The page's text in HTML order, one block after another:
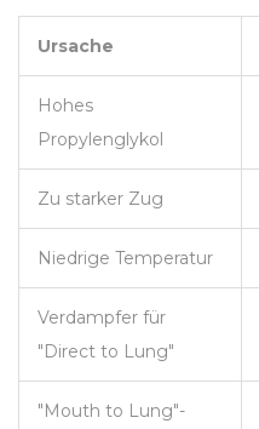
Ursache
Hohes
Propylenglykol
Zu starker Zug
Niedrige Temperatur
Verdampfer für
"Direct to Lung"
"Mouth to Lung"-